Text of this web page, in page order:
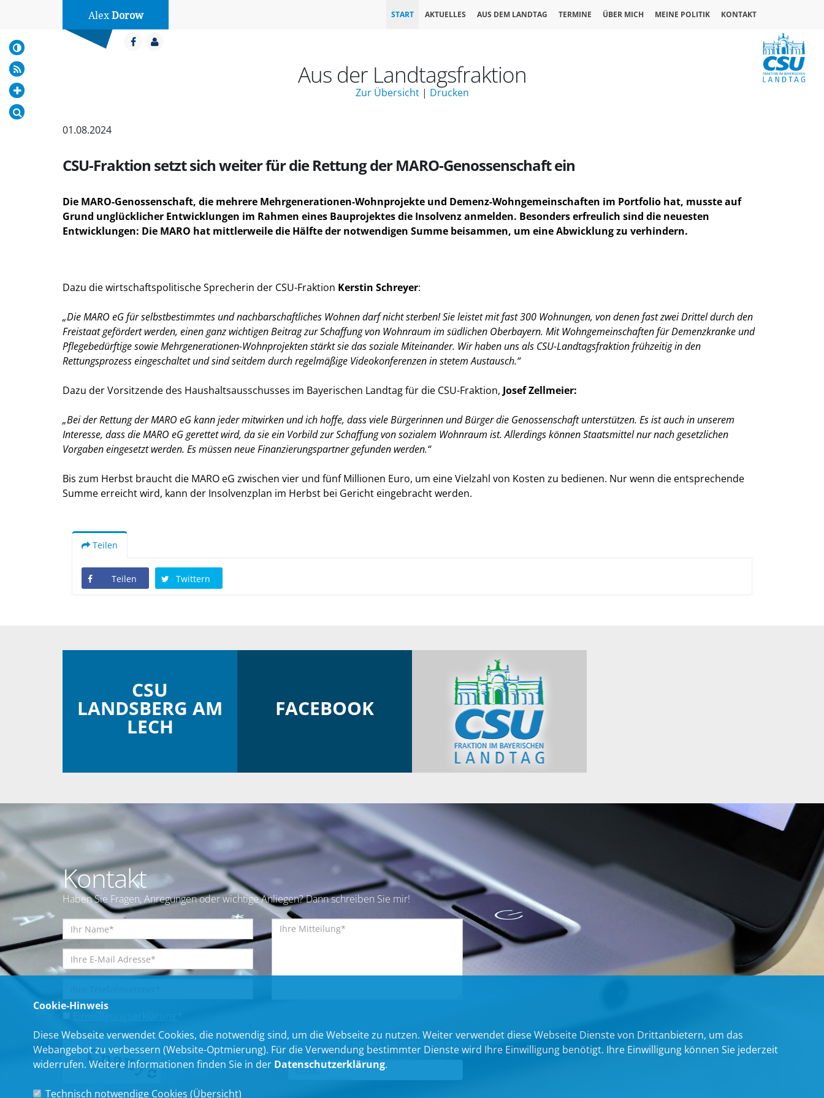
AlexDorow START AKTUELLES AUS DEM LANDTAG TERMINE ÜBER MICH MEINE POLITIK KONTAKT
Aus der Landtagsfraktion
Zur Übersicht| Drucken
01.08.2024
CSU-Fraktion setzt sich weiter für die Rettung der MARO-Genossenschaft ein
Die MARO-Genossenschaft, die mehrere Mehrgenerationen-Wohnprojekte und Demenz-Wohngemeinschaften im Portfolio hat, musste auf
Grund unglücklicher Entwicklungen im Rahmen eines Bauprojektes die Insolvenz anmelden. Besonders erfreulich sind die neuesten
Entwicklungen: Die MARO hat mittlerweile die Hälfte der notwendigen Summe beisammen, um eine Abwicklung zu verhindern.
Dazu die wirtschaftspolitische Sprecherin der CSU-Fraktion Kerstin Schreyer:
Die MARO eG für selbstbestimmtes und nachbarschaftliches Wohnen darf nicht sterben! Sie leistet mit fast 300 Wohnungen, von denen fast zwei Drittel durch den
Freistaat gefördert werden, einen ganz wichtigen Beitrag zur Schaffung von Wohnraum im südlichen Oberbayern. Mit Wohngemeinschaften für Demenzkranke und
Pflegebedürftige sowie Mehrgenerationen-Wohnprojekten stärkt sie das soziale Miteinander. Wir haben uns als CSU-Landtagsfraktion frühzeitig in den
Rettungsprozess eingeschaltet und sind seitdem durch regelmäßige Videokonferenzen in stetem Austausch.“
Dazu der Vorsitzende des Haushaltsausschusses im Bayerischen Landtag für die CSU-Fraktion, Josef Zellmeier:
Bei der Rettung der MARO eG kann jeder mitwirken und ich hoffe, dass viele Bürgerinnen und Bürger die Genossenschaft unterstützen. Es ist auch in unserem
Interesse, dass die MARO eG gerettet wird, da sie ein Vorbild zur Schaffung von sozialem Wohnraum ist. Allerdings können Staatsmittel nur nach gesetzlichen
Vorgaben eingesetzt werden. Es müssen neue Finanzierungspartner gefunden werden.“
Bis zum Herbst braucht die MARO eG zwischen vier und fünf Millionen Euro, um eine Vielzahl von Kosten zu bedienen. Nur wenn die entsprechende
Summe erreicht wird, kann der Insolvenzplan im Herbst bei Gericht eingebracht werden.
Teilen
Teilen Twittern
CSU
LANDSBERG AM
LECH
FACEBOOK
Kontakt
Haben Sie Fragen, Anregungen oder wichtige Anliegen? Dann schreiben Sie mir!
Bitte geben Sie den Code ein:
Cookie-Hinweis
Diese Webseite verwendet Cookies, die notwendig sind, um die Webseite zu nutzen. Weiter verwendet diese Webseite Dienste von Drittanbietern, um das
Webangebot zu verbessern (Website-Optmierung). Für die Verwendung bestimmter Dienste wird Ihre Einwilligung benötigt. Ihre Einwilligung können Sie jederzeit
widerrufen. Weitere Informationen finden Sie in der Datenschutzerklärung.
Technisch notwendige Cookies (Übersicht)